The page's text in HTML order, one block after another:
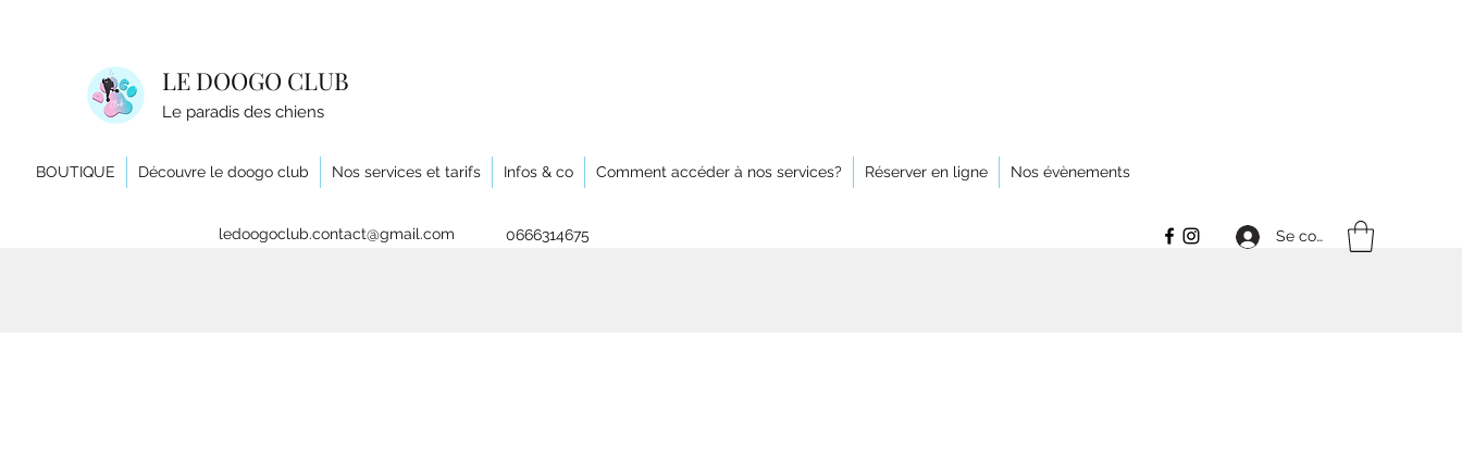
LE DOOGO CLUB
Le paradis des chiens
ledoogoclub.contact@gmail.com 0666314675 Se connecter
BOUTIQUE Découvre le doogo club Nos services et tarifs Infos & co Comment accéder à nos services? Réserver en ligne Nos évènements